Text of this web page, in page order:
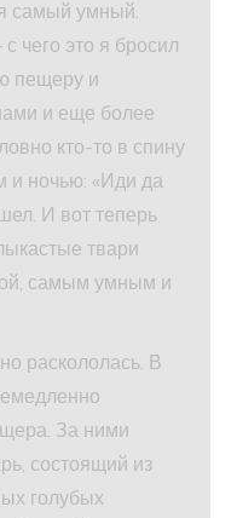
самый умный.
чего это я бросил
пещеру и
и еще более
кто-то в спину
и ночью: «Иди да
И вот теперь
твари
самым умным и
раскололась. В
За ними
состоящий из
голубых